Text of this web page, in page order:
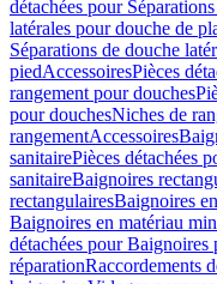
détachées pour
latérales pour douche de
Séparations de douche
piedAccessoiresPièces
rangement pour douches
pour douchesNiches de
rangementAccessoires
sanitairePièces détachées
sanitaireBaignoires
rectangulairesBaignoires
Baignoires en matériau
détachées pour Baignoires
réparationRaccordements